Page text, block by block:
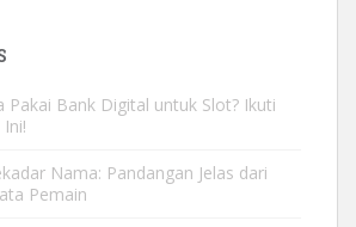
Pakai Bank Digital untuk Slot? Ikuti
Nama: Pandangan Jelas dari
Pemain